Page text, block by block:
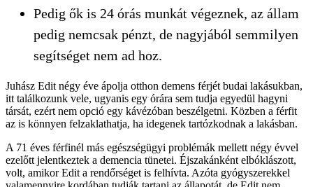
Pedig ők is 24 órás munkát végeznek, az állam
pedig nemcsak pénzt, de nagyjából semmilyen
segítséget nem ad hoz.
Juhász Edit négy éve ápolja otthon demens férjét budai lakásukban,
itt találkozunk vele, ugyanis egy órára sem tudja egyedül hagyni
társát, ezért nem opció egy kávézóban beszélgetni. Közben a férfit
az is könnyen felzaklathatja, ha idegenek tartózkodnak a lakásban.
A 71 éves férfinél más egészségügyi problémák mellett négy évvel
ezelőtt jelentkeztek a demencia tünetei. Éjszakánként elbóklászott,
volt, amikor Edit a rendőrséget is felhívta. Azóta gyógyszerekkel